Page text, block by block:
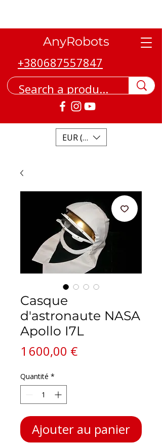
AnyRobots
+380687557847
EUR (€)
Casque
d'astronaute NASA
Apollo I7L
1 600,00 €Prix
Quantité *
Ajouter au panier